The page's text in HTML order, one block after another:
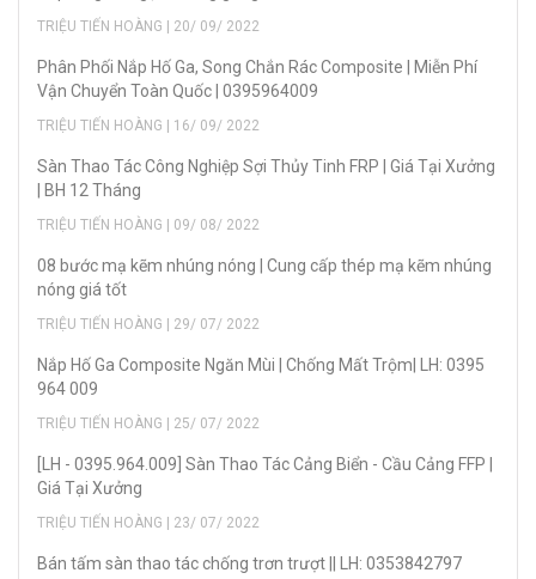
TRIỆU TIẾN HOÀNG | 20/ 09/ 2022
Phân Phối Nắp Hố Ga, Song Chắn Rác Composite | Miễn Phí
Vận Chuyển Toàn Quốc | 0395964009
TRIỆU TIẾN HOÀNG | 16/ 09/ 2022
Sàn Thao Tác Công Nghiệp Sợi Thủy Tinh FRP | Giá Tại Xưởng
| BH 12 Tháng
TRIỆU TIẾN HOÀNG | 09/ 08/ 2022
08 bước mạ kẽm nhúng nóng | Cung cấp thép mạ kẽm nhúng
nóng giá tốt
TRIỆU TIẾN HOÀNG | 29/ 07/ 2022
Nắp Hố Ga Composite Ngăn Mùi | Chống Mất Trộm| LH: 0395
964 009
TRIỆU TIẾN HOÀNG | 25/ 07/ 2022
[LH - 0395.964.009] Sàn Thao Tác Cảng Biển - Cầu Cảng FFP |
Giá Tại Xưởng
TRIỆU TIẾN HOÀNG | 23/ 07/ 2022
Bán tấm sàn thao tác chống trơn trượt || LH: 0353842797